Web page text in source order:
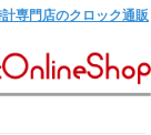
専門店のクロック通販